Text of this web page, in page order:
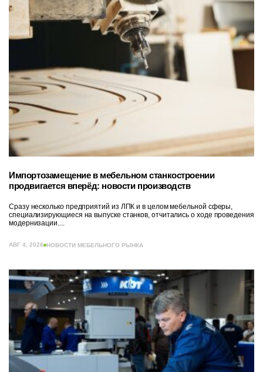
Импортозамещение в мебельном станкостроении
продвигается вперёд: новости производств
Сразу несколько предприятий из ЛПК и в целом мебельной сферы,
специализирующиеся на выпуске станков, отчитались о ходе проведения
модернизации....
АВГ 4, 2026 НОВОСТИ МЕБЕЛЬНОГО РЫНКА